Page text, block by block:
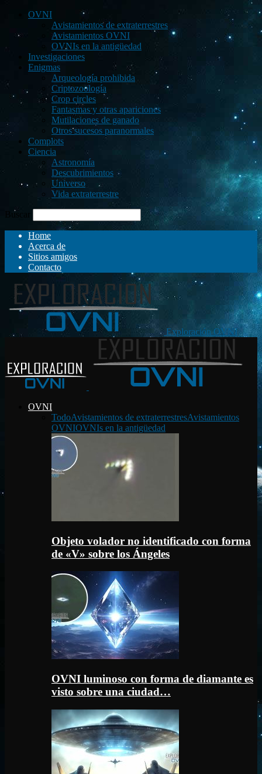
OVNI
Avistamientos de extraterrestres
Avistamientos OVNI
OVNIs en la antigüedad
Investigaciones
Enigmas
Arqueología prohibida
Criptozoología
Crop circles
Fantasmas y otras apariciones
Mutilaciones de ganado
Otros sucesos paranormales
Complots
Ciencia
Astronomía
Descubrimientos
Universo
Vida extraterrestre
Buscar
Home
Acerca de
Sitios amigos
Contacto
Exploración OVNI
OVNI
TodoAvistamientos de extraterrestresAvistamientos
OVNIOVNIs en la antigüedad
Objeto volador no identificado con forma
de «V» sobre los Ángeles
OVNI luminoso con forma de diamante es
visto sobre una ciudad…